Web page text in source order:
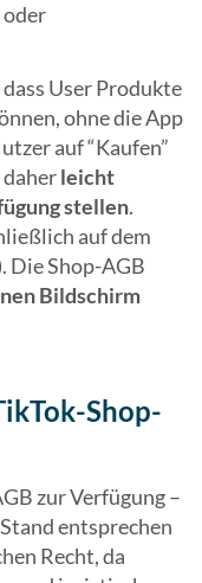
User Produkte
ohne die App
auf “Kaufen”
daherleicht
stellen.
auf dem
Die Shop-AGB
Bildschirm
Shop-
zur Verfügung –
entsprechen
Recht, da